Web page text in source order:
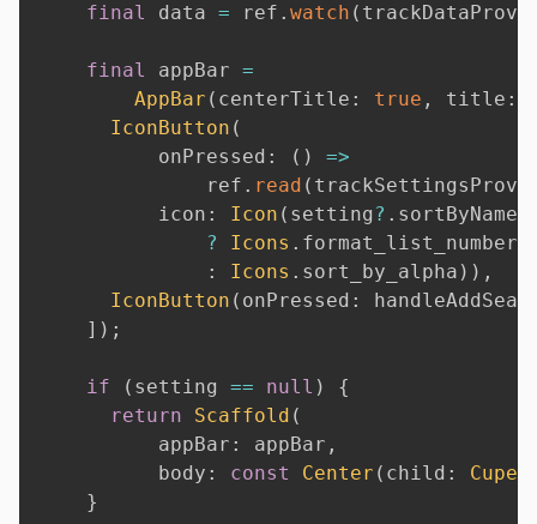
final
data = ref . watch (
final appBar =
AppBar ( centerTitle : true , title :
IconButton (
          onPressed
: ( ) =>
              ref
. read (
          icon
: Icon ( setting ? . sortByName
?
Icons .
:
Icons . sort_by_alpha ) ) ,
IconButton ( onPressed :
] ) ;
if ( setting == null )
{
return
Scaffold (
          appBar
: appBar ,
          body
: const Center ( child :
}